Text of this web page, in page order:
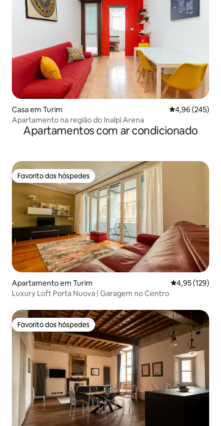
Casa em Turim Classificação
4,96 (245)
Apartamento na região do Inalpi Arena
Apartamentos com ar condicionado
Favorito dos hóspedes
Favorito dos hóspedes
Apartamento em Turim Classificação
4,95 (129)
Luxury Loft Porta Nuova | Garagem no Centro
Favorito dos hóspedes
Favorito dos hóspedes